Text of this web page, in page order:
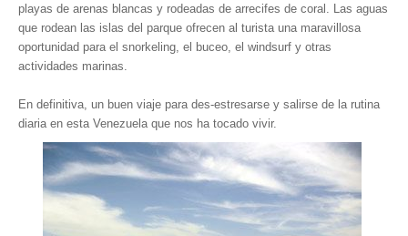
playas de arenas blancas y rodeadas de arrecifes de coral. Las aguas
que rodean las islas del parque ofrecen al turista una maravillosa
oportunidad para el snorkeling, el buceo, el windsurf y otras
actividades marinas.
En definitiva, un buen viaje para des-estresarse y salirse de la rutina
diaria en esta Venezuela que nos ha tocado vivir.